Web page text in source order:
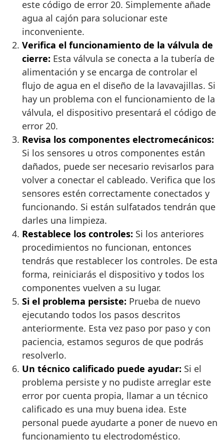
este código de error 20. Simplemente añade
agua al cajón para solucionar este
inconveniente.
Verifica el funcionamiento de la válvula de
cierre: Esta válvula se conecta a la tubería de
alimentación y se encarga de controlar el
flujo de agua en el diseño de la lavavajillas. Si
hay un problema con el funcionamiento de la
válvula, el dispositivo presentará el código de
error 20.
Revisa los componentes electromecánicos:
Si los sensores u otros componentes están
dañados, puede ser necesario revisarlos para
volver a conectar el cableado. Verifica que los
sensores estén correctamente conectados y
funcionando. Si están sulfatados tendrán que
darles una limpieza.
Restablece los controles: Si los anteriores
procedimientos no funcionan, entonces
tendrás que restablecer los controles. De esta
forma, reiniciarás el dispositivo y todos los
componentes vuelven a su lugar.
Si el problema persiste: Prueba de nuevo
ejecutando todos los pasos descritos
anteriormente. Esta vez paso por paso y con
paciencia, estamos seguros de que podrás
resolverlo.
Un técnico calificado puede ayudar: Si el
problema persiste y no pudiste arreglar este
error por cuenta propia, llamar a un técnico
calificado es una muy buena idea. Este
personal puede ayudarte a poner de nuevo en
funcionamiento tu electrodoméstico.